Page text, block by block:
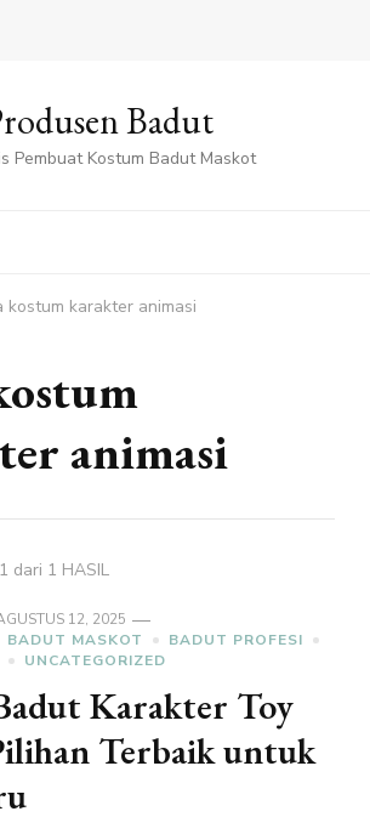
Badut
Pembuat Kostum Badut Maskot
kostum karakter animasi
animasi
dari 1 HASIL
12, 2025
BADUT MASKOT
BADUT PROFESI
UNCATEGORIZED
Karakter Toy
Terbaik untuk